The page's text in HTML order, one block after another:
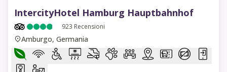
IntercityHotel Hamburg Hauptbahnhof
923 Recensioni
Amburgo, Germania